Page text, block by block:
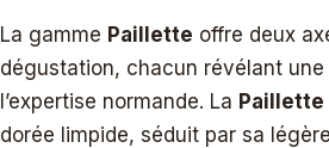
La gamme Paillette offre deux
dégustation, chacun révélant
l’expertise normande. La Paillette
dorée limpide, séduit par sa